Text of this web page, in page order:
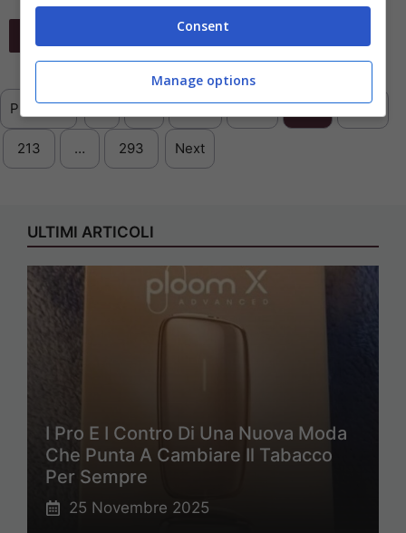
Previous 1 … 209 210 211 212
213 … 293 Next
ULTIMI ARTICOLI
I Pro E I Contro Di Una Nuova Moda
Che Punta A Cambiare Il Tabacco
Per Sempre
25 Novembre 2025
Consent
Manage options